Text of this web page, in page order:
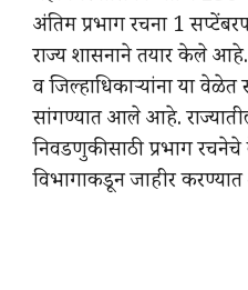
अंतिम प्रभाग रचना 1
राज्य शासनाने तयार केले
व जिल्हाधिकाऱ्यांना या वेळेत
सांगण्यात आले आहे.
निवडणुकीसाठी प्रभाग
विभागाकडून जाहीर